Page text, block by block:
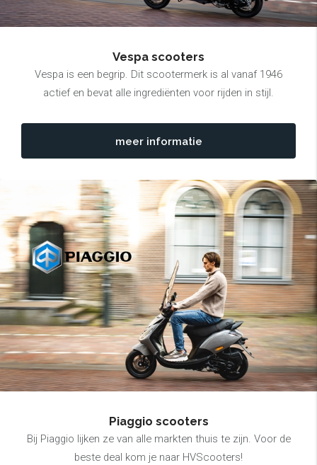
Vespa scooters
Vespa is een begrip. Dit scootermerk is al vanaf 1946
actief en bevat alle ingrediënten voor rijden in stijl.
meer informatie
Piaggio scooters
Bij Piaggio lijken ze van alle markten thuis te zijn. Voor de
beste deal kom je naar HVScooters!